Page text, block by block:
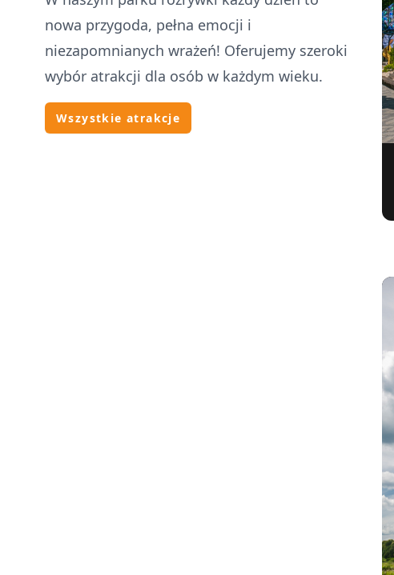
nowa przygoda, pełna emocji i
niezapomnianych wrażeń! Oferujemy szeroki
wybór atrakcji dla osób w każdym wieku.
Wszystkie atrakcje